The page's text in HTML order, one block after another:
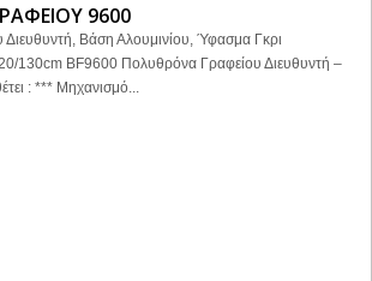
9600
Βάση Αλουμινίου, Ύφασμα Γκρι
130cm BF9600 Πολυθρόνα Γραφείου Διευθυντή –
: *** Μηχανισμό...